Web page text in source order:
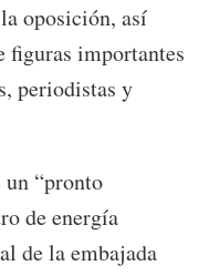
oposición, así
figuras importantes
periodistas y
“pronto
de energía
de la embajada